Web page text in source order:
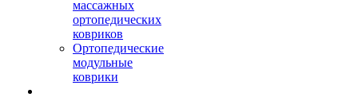
массажных
ортопедических
ковриков
Ортопедические
модульные
коврики